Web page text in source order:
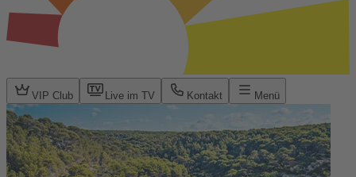
VIP Club Live im TV Kontakt Menü